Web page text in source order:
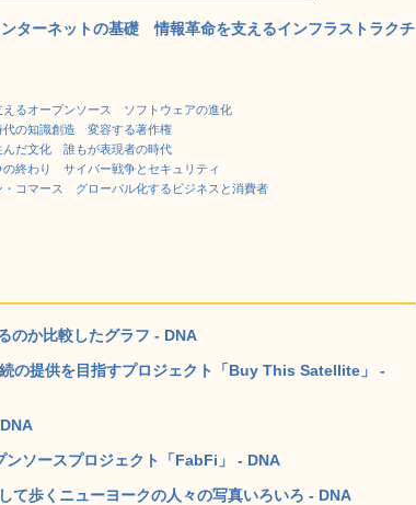
ターネットの基礎 情報革命を支えるインフラストラクチ
るオープンソース ソフトウェアの進化
の知識創造 変容する著作権
だ文化 誰もが表現者の時代
終わり サイバー戦争とセキュリティ
コマース グローバル化するビジネスと消費者
のか比較したグラフ - DNA
の提供を目指すプロジェクト「Buy This Satellite」 -
ンソースプロジェクト「FabFi」 - DNA
歩くニューヨークの人々の写真いろいろ - DNA